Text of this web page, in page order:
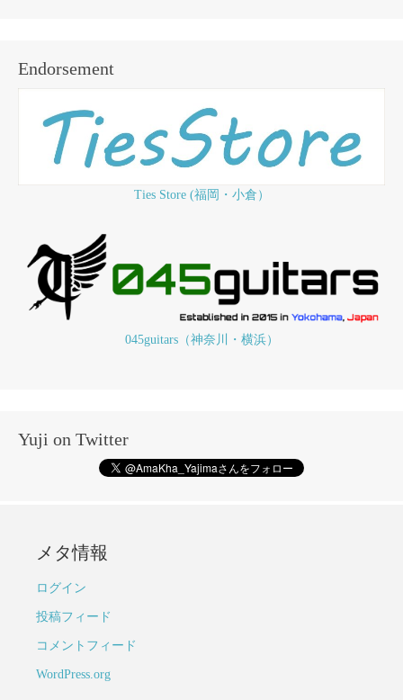
Endorsement
Ties Store (福岡・小倉）
045guitars（神奈川・横浜）
Yuji on Twitter
メタ情報
ログイン
投稿フィード
コメントフィード
WordPress.org